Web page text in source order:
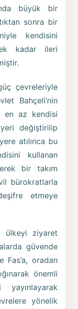
büyük bir
sonra bir
kendisini
kadar ileri
çevreleriyle
Bahçeli’nin
en az kendisi
değiştirilip
atılınca bu
kullanan
bir takım
bürokratlarla
etmeye
ülkeyi ziyaret
güvende
oradan
önemli
yönelik